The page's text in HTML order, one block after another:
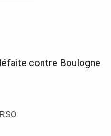
contre Boulogne